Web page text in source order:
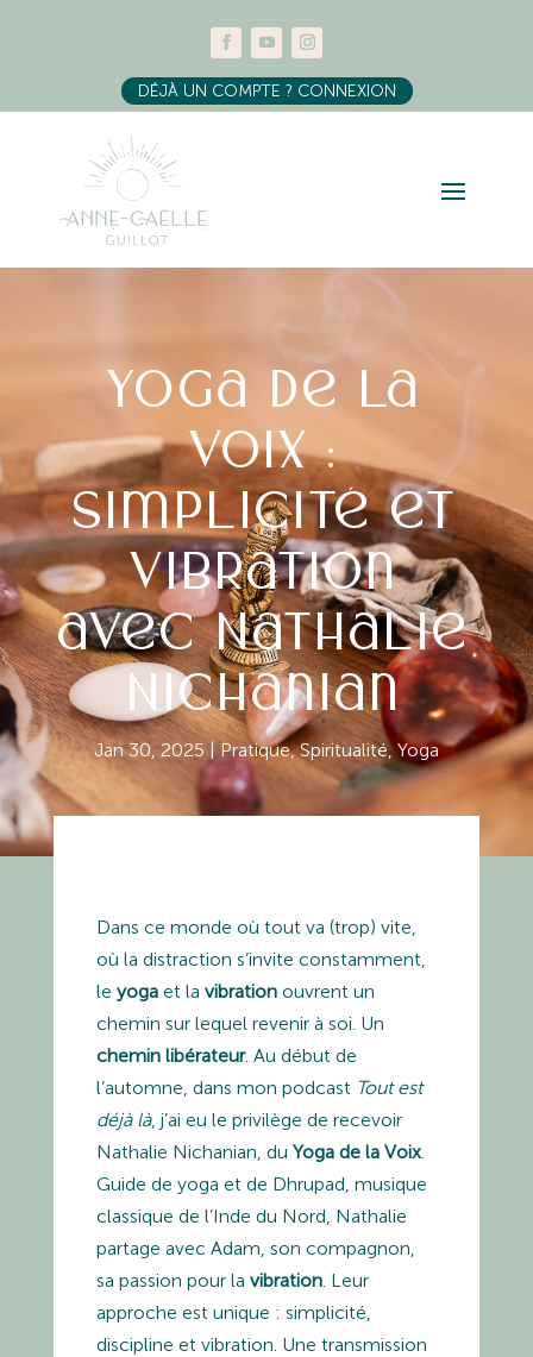
DÉJÀ UN COMPTE ? CONNEXION
Yoga de la
Voix :
simplicité et
vibration
avec Nathalie
Nichanian
Jan 30, 2025 |Pratique,Spiritualité,Yoga
Dans ce monde où tout va (trop) vite,
où la distraction s’invite constamment,
le yogaet la vibrationouvrent un
chemin sur lequel revenir à soi. Un
chemin libérateur. Au début de
l’automne, dans mon podcast Tout est
déjà là, j’ai eu le privilège de recevoir
Nathalie Nichanian, du Yoga de la Voix.
Guide de yoga et de Dhrupad, musique
classique de l’Inde du Nord, Nathalie
partage avec Adam, son compagnon,
sa passion pour la vibration. Leur
approche est unique : simplicité,
discipline et vibration. Une transmission